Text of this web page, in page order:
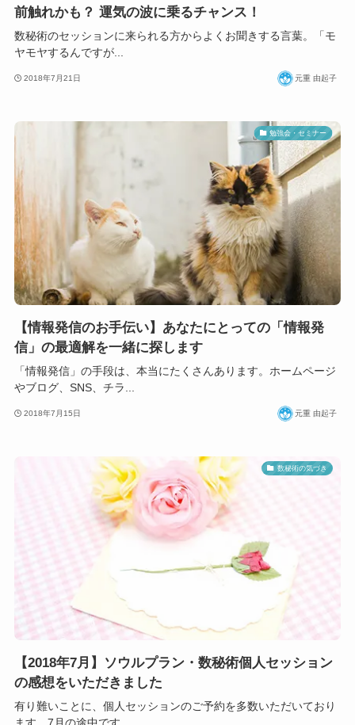
前触れかも？ 運気の波に乗るチャンス！
数秘術のセッションに来られる方からよくお聞きする言葉。「モ
ヤモヤするんですが...
2018年7月21日 元重 由起子
勉強会・セミナー
【情報発信のお手伝い】あなたにとっての「情報発
信」の最適解を一緒に探します
「情報発信」の手段は、本当にたくさんあります。ホームページ
やブログ、SNS、チラ...
2018年7月15日 元重 由起子
数秘術の気づき
【2018年7月】ソウルプラン・数秘術個人セッション
の感想をいただきました
有り難いことに、個人セッションのご予約を多数いただいており